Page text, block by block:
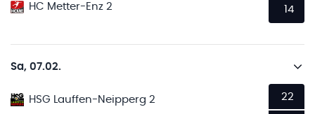
HC Metter-Enz 2
14
Sa, 07.02.
HSG Lauffen-Neipperg 2
22